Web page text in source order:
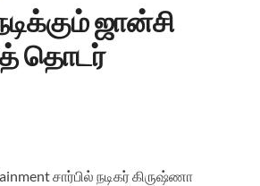
ஜான்சி
தொடர்
சார்பில் நடிகர் கிருஷ்ணா